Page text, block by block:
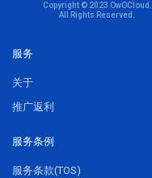
Copyright © 2023 OwOCloud.
All Rights Reserved.
服务
关于
推广返利
服务条例
服务条款(TOS)